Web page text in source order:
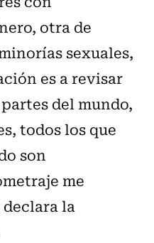
otra de
sexuales,
es a revisar
del mundo,
todos los que
son
me
la